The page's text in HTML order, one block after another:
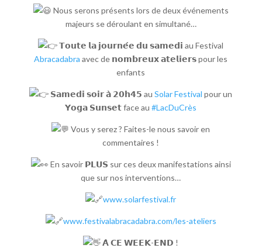
Nous serons présents lors de deux événements
majeurs se déroulant en simultané…
𝗧𝗼𝘂𝘁𝗲 𝗹𝗮 𝗷𝗼𝘂𝗿𝗻𝗲́𝗲 𝗱𝘂 𝘀𝗮𝗺𝗲𝗱𝗶 au Festival
Abracadabra avec de 𝗻𝗼𝗺𝗯𝗿𝗲𝘂𝘅 𝗮𝘁𝗲𝗹𝗶𝗲𝗿𝘀 pour les
enfants
𝗦𝗮𝗺𝗲𝗱𝗶 𝘀𝗼𝗶𝗿 𝗮̀ 𝟮𝟬𝗵𝟰𝟱 auSolar Festival pour un
𝗬𝗼𝗴𝗮 𝗦𝘂𝗻𝘀𝗲𝘁 face au#LacDuCrès
Vous y serez ? Faites-le nous savoir en
commentaires !
En savoir 𝗣𝗟𝗨𝗦 sur ces deux manifestations ainsi
que sur nos interventions…
www.solarfestival.fr
www.festivalabracadabra.com/les-ateliers
𝗔̀ 𝗖𝗘 𝗪𝗘𝗘𝗞-𝗘𝗡𝗗 !